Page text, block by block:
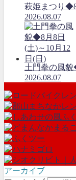
萩姫まつり
2026.08.07
土門拳の風
2026.08.07
アーカイブ